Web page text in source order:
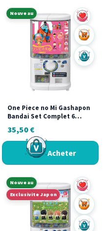
panier
Nouveau
Ajouter
Acheter
One Piece no Mi Gashapon
Bandai Set Complet 6
35,50 €
Acheter
panier
sur Vinted
Nouveau
Exclusivite Japon
Ajouter
Acheter